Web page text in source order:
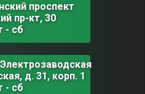
проспект
пр-кт, 30
- сб
д. 31, корп. 1
- сб